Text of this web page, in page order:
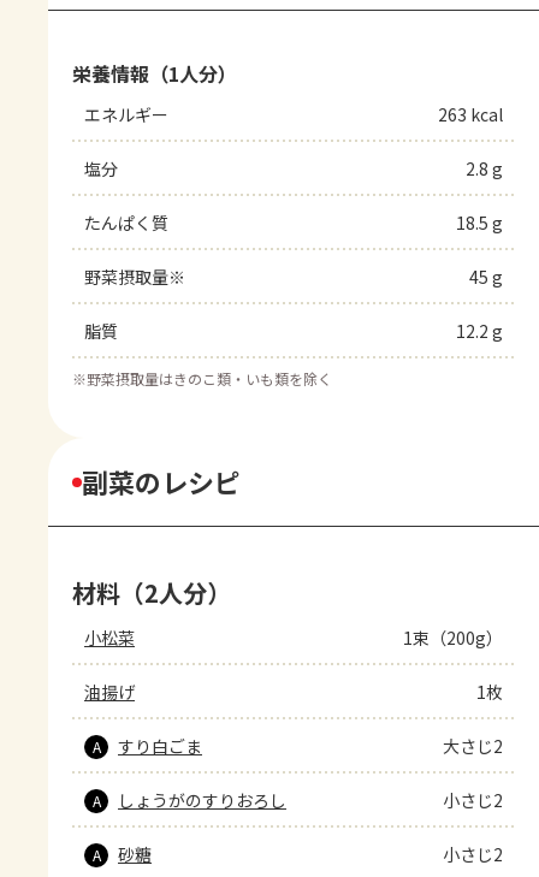
栄養情報（1人分）
エネルギー 263 kcal
塩分 2.8 g
たんぱく質 18.5 g
野菜摂取量※ 45 g
脂質 12.2 g
※野菜摂取量はきのこ類・いも類を除く
副菜のレシピ
材料（2人分）
小松菜 1束（200g）
油揚げ 1枚
A すり白ごま 大さじ2
A しょうがのすりおろし 小さじ2
A 砂糖 小さじ2